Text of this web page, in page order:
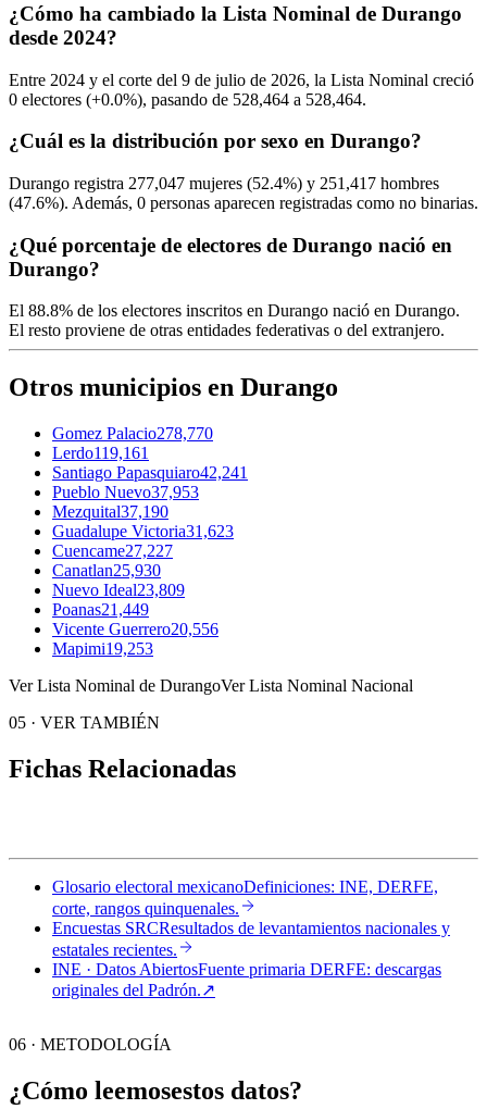
¿Cómo ha cambiado la Lista Nominal de Durango
desde 2024?
Entre 2024 y el corte del 9 de julio de 2026, la Lista Nominal creció
0 electores (+0.0%), pasando de 528,464 a 528,464.
¿Cuál es la distribución por sexo en Durango?
Durango registra 277,047 mujeres (52.4%) y 251,417 hombres
(47.6%). Además, 0 personas aparecen registradas como no binarias.
¿Qué porcentaje de electores de Durango nació en
Durango?
El 88.8% de los electores inscritos en Durango nació en Durango.
El resto proviene de otras entidades federativas o del extranjero.
Otros municipios en Durango
Gomez Palacio278,770
Lerdo119,161
Santiago Papasquiaro42,241
Pueblo Nuevo37,953
Mezquital37,190
Guadalupe Victoria31,623
Cuencame27,227
Canatlan25,930
Nuevo Ideal23,809
Poanas21,449
Vicente Guerrero20,556
Mapimi19,253
Ver Lista Nominal de DurangoVer Lista Nominal Nacional
05 · VER TAMBIÉN
Fichas Relacionadas
Glosario electoral mexicanoDefiniciones: INE, DERFE,
corte, rangos quinquenales.
Encuestas SRCResultados de levantamientos nacionales y
estatales recientes.
INE · Datos AbiertosFuente primaria DERFE: descargas
originales del Padrón.↗︎
06 · METODOLOGÍA
¿Cómo leemosestos datos?